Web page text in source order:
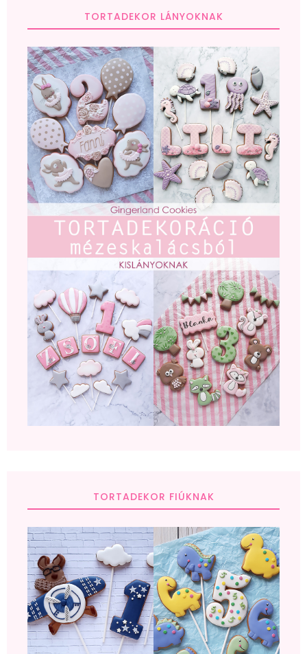
TORTADEKOR LÁNYOKNAK
TORTADEKOR FIÚKNAK